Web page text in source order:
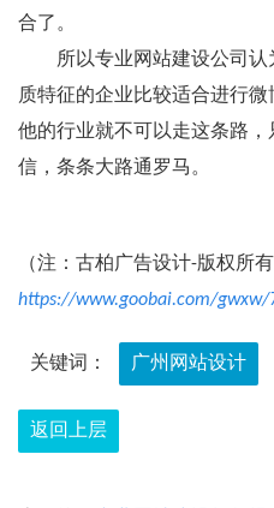
合了。
所以专业网站建设公司认
质特征的企业比较适合进行
他的行业就不可以走这条路
信，条条大路通罗马。
（注：古柏广告设计-版权所有
https://www.goobai.com/gwxw/
关键词： 广州网站设计
返回上层